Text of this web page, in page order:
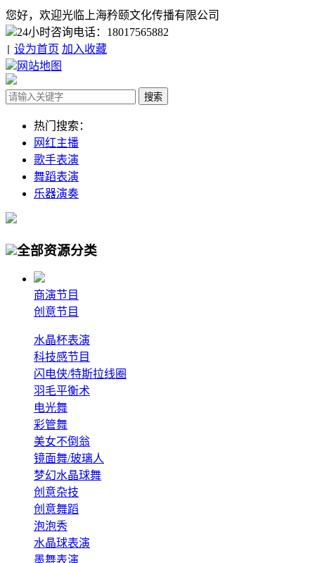
您好，欢迎光临上海矜颐文化传播有限公司
24小时咨询电话：18017565882
设为首页 加入收藏
网站地图
热门搜索：
网红主播
歌手表演
舞蹈表演
乐器演奏
全部资源分类
商演节目
创意节目
水晶杯表演
科技感节目
闪电侠/特斯拉线圈
羽毛平衡术
电光舞
彩管舞
美女不倒翁
镜面舞/玻璃人
梦幻水晶球舞
创意杂技
创意舞蹈
泡泡秀
水晶球表演
墨舞表演